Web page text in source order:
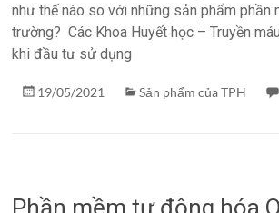
như thế nào so với những sản phẩm phần
trường? Các Khoa Huyết học – Truyền
khi đầu tư sử dụng
19/05/2021 Sản phẩm của TPH
Phần mềm tự động hóa